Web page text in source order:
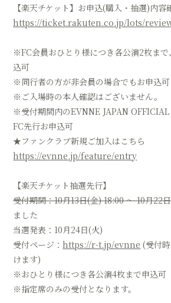
【楽天チケット】お申込(購入・抽選)内容
https://ticket.rakuten.co.jp/lots/
※FC会員おひとり様につき各公演2枚ま
込可
※同行者の方が非会員の場合でもお申込可
※ご入場時の本人確認はございません。
※受付期間内のEVNNE JAPAN
FC先行お申込可
★ファンクラブ新規ご加入はこちら
https://evnne.jp/feature/entry
【楽天チケット抽選先行】
受付期間：10月13日(金) 18:00 ～ 10月22
ました
当選発表：10月24日(火)
受付ページ：https://r-t.jp/evnne (受付
けます)
※おひとり様につき各公演4枚まで申込可
※指定席のみの受付となります。